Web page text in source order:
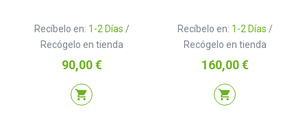
Recíbelo en: 1-2 Días /
Recógelo en tienda
Precio
90,00 €
shopping_cart
Recíbelo en: 1-2 Días /
Recógelo en tienda
Precio
160,00 €
shopping_cart